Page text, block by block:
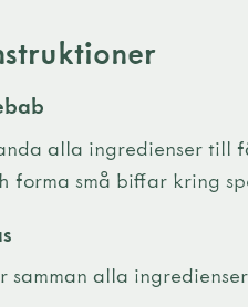
alla ingredienser till
forma små biffar kring
samman alla